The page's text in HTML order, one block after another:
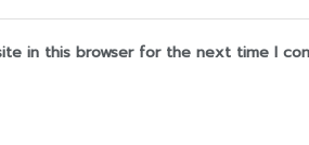
in this browser for the next time I